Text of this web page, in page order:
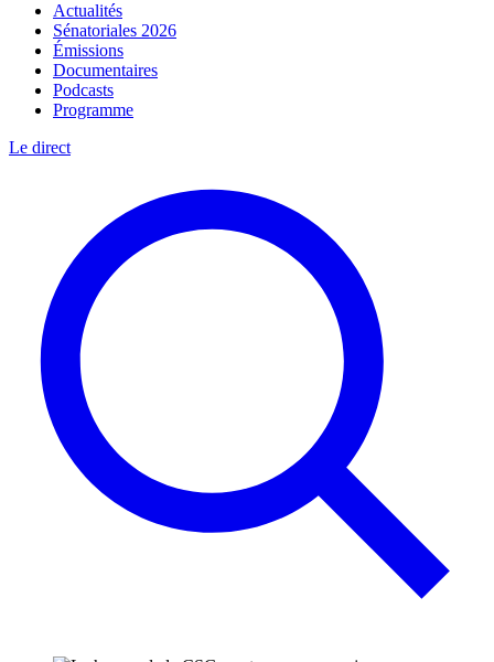
Actualités
Sénatoriales 2026
Émissions
Documentaires
Podcasts
Programme
Le direct